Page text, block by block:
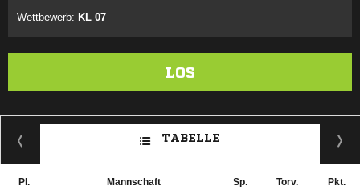
Wettbewerb: KL 07
LOS
TABELLE
Pl. Mannschaft Sp. Torv. Pkt.